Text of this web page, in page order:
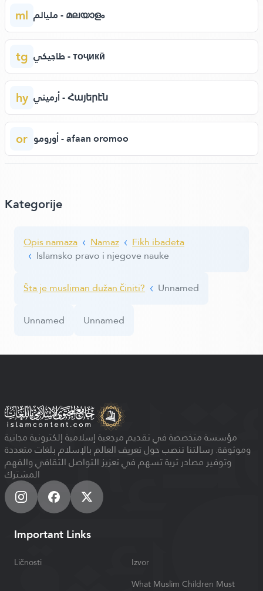
ml مليالم - മലയാളം
tg طاجيكي - тоҷикӣ
hy أرميني - Հայերէն
or أورومو - afaan oromoo
Kategorije
Opis namaza Namaz Fikh ibadeta
Islamsko pravo i njegove nauke
Šta je musliman dužan činiti?
Unnamed
Unnamed
Unnamed
مؤسسة متخصصة في تقديم مرجعية إسلامية إلكترونية مجانية
وموثوقة. رسالتنا تنصب حول تعريف العالم بالإسلام بلغات متعددة
وتوفير مصادر ثرية تسهم في تعزيز التواصل الثقافي والفهم
المشترك
Important Links
Ličnosti Izvor
What Muslim Children Must